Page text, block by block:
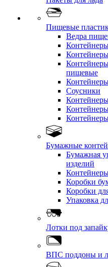
Пищевые
Ведра
пищевые
Соусники
Бумажные
Бумажная
изделий
Коробки
Коробки
Упаковка
Лотки под
ВПС поддоны и